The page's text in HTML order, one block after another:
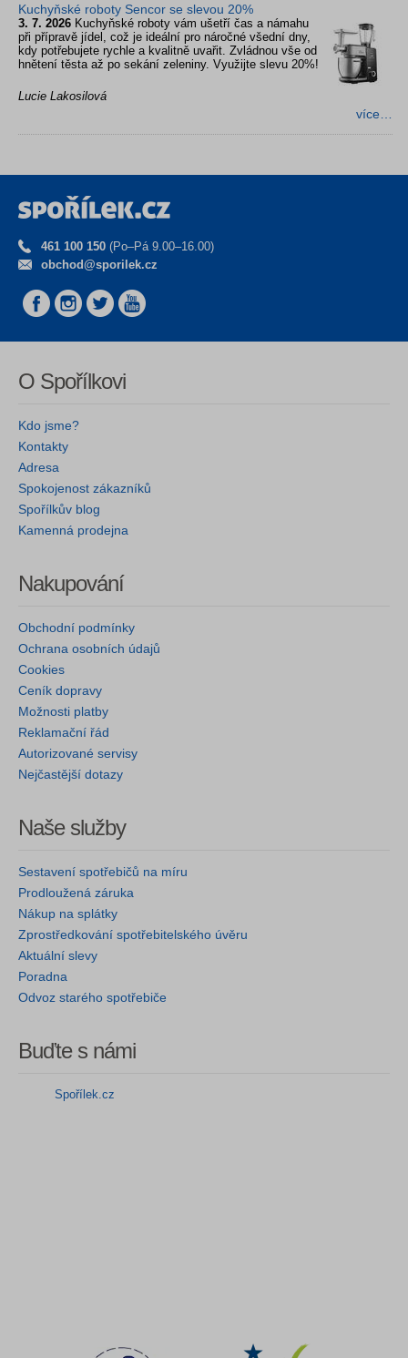
Kuchyňské roboty Sencor se slevou 20%
3. 7. 2026 Kuchyňské roboty vám ušetří čas a námahu
při přípravě jídel, což je ideální pro náročné všední dny,
kdy potřebujete rychle a kvalitně uvařit. Zvládnou vše od
hnětení těsta až po sekání zeleniny. Využijte slevu 20%!
Lucie Lakosilová
více…
461 100 150 (Po–Pá 9.00–16.00)
obchod@sporilek.cz
O Spořílkovi
Kdo jsme?
Kontakty
Adresa
Spokojenost zákazníků
Spořílkův blog
Kamenná prodejna
Nakupování
Obchodní podmínky
Ochrana osobních údajů
Cookies
Ceník dopravy
Možnosti platby
Reklamační řád
Autorizované servisy
Nejčastější dotazy
Naše služby
Sestavení spotřebičů na míru
Prodloužená záruka
Nákup na splátky
Zprostředkování spotřebitelského úvěru
Aktuální slevy
Poradna
Odvoz starého spotřebiče
Buďte s námi
Spořílek.cz